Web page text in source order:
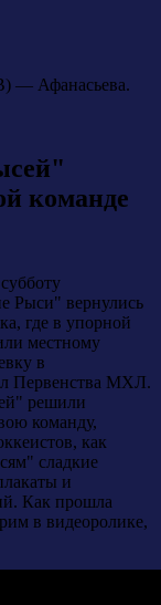
— Афанасьева.
команде
Рыси" вернулись
где в упорной
местному
в
Первенства МХЛ.
решили
команду,
как
сладкие
и
Как прошла
в видеоролике,